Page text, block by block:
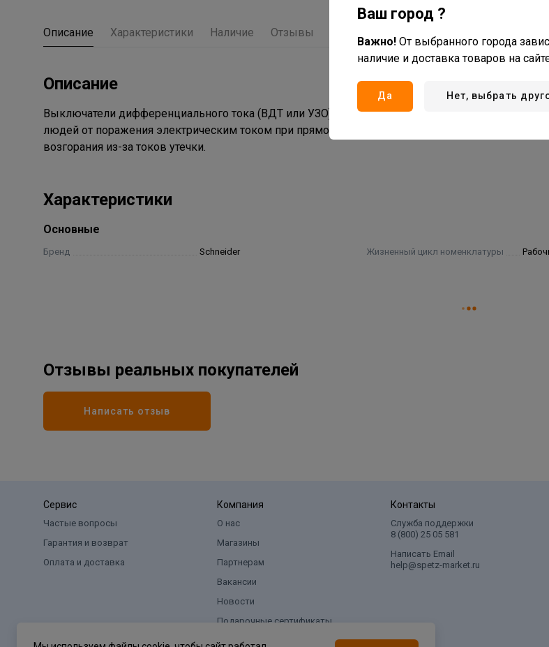
Описание Характеристики Наличие Отзывы
Описание
Выключатели дифференциального тока (ВДТ или УЗО) Schneider Electric серии Easy9
людей от поражения электрическим током при прямом или косвенном прикосновении, а
возгорания из-за токов утечки.
Характеристики
Основные
Бренд Schneider Жизненный цикл номенклатуры
Отзывы реальных покупателей
Написать отзыв
Сервис
Частые вопросы
Гарантия и возврат
Оплата и доставка
Компания
О нас
Магазины
Партнерам
Вакансии
Новости
Подарочные сертификаты
Контакты
Служба поддержки
8 (800) 25 05 581
Написать Email
help@spetz-market.ru
Ваш город ?
Важно! От выбранного города
наличие и доставка товаров на
Да Нет, выбрать